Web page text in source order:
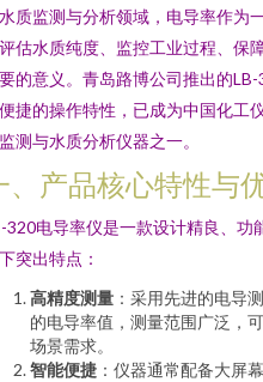
质监测与分析领域，电导率作为
估水质纯度、监控工业过程、保
的意义。青岛路博公司推出的
捷的操作特性，已成为中国化工
测与水质分析仪器之一。
、产品核心特性与
320电导率仪是一款设计精良、
突出特点：
高精度测量 ：采用先进的电导
的电导率值，测量范围广泛，
场景需求。
智能便捷 ：仪器通常配备大屏